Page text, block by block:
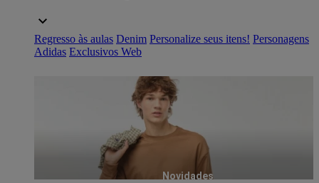
Regresso às aulas Denim Personalize seus itens! Personagens
Adidas Exclusivos Web
Novidades